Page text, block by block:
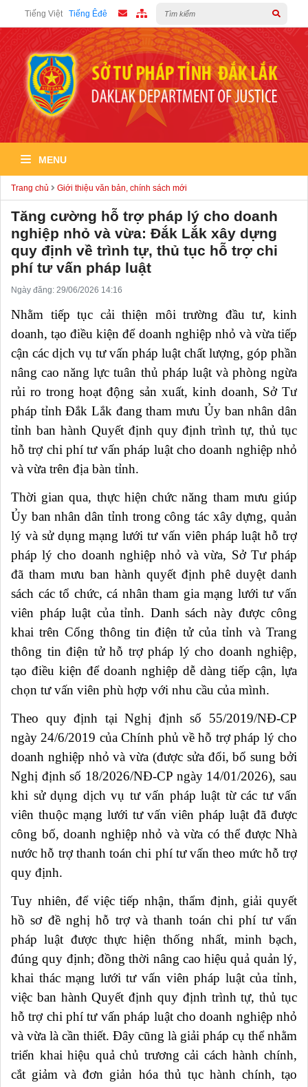
Tiếng Việt Tiếng Êđê
MENU
Trang chủ Giới thiệu văn bản, chính sách mới
Tăng cường hỗ trợ pháp lý cho doanh
nghiệp nhỏ và vừa: Đắk Lắk xây dựng
quy định về trình tự, thủ tục hỗ trợ chi
phí tư vấn pháp luật
Ngày đăng: 29/06/2026 14:16
Nhằm tiếp tục cải thiện môi trường đầu tư, kinh
doanh, tạo điều kiện để doanh nghiệp nhỏ và vừa tiếp
cận các dịch vụ tư vấn pháp luật chất lượng, góp phần
nâng cao năng lực tuân thủ pháp luật và phòng ngừa
rủi ro trong hoạt động sản xuất, kinh doanh, Sở Tư
pháp tỉnh Đắk Lắk đang tham mưu Ủy ban nhân dân
tỉnh ban hành Quyết định quy định trình tự, thủ tục
hỗ trợ chi phí tư vấn pháp luật cho doanh nghiệp nhỏ
và vừa trên địa bàn tỉnh.
Thời gian qua, thực hiện chức năng tham mưu giúp
Ủy ban nhân dân tỉnh trong công tác xây dựng, quản
lý và sử dụng mạng lưới tư vấn viên pháp luật hỗ trợ
pháp lý cho doanh nghiệp nhỏ và vừa, Sở Tư pháp
đã tham mưu ban hành quyết định phê duyệt danh
sách các tổ chức, cá nhân tham gia mạng lưới tư vấn
viên pháp luật của tỉnh. Danh sách này được công
khai trên Cổng thông tin điện tử của tỉnh và Trang
thông tin điện tử hỗ trợ pháp lý cho doanh nghiệp,
tạo điều kiện để doanh nghiệp dễ dàng tiếp cận, lựa
chọn tư vấn viên phù hợp với nhu cầu của mình.
Theo quy định tại Nghị định số 55/2019/NĐ-CP
ngày 24/6/2019 của Chính phủ về hỗ trợ pháp lý cho
doanh nghiệp nhỏ và vừa (được sửa đổi, bổ sung bởi
Nghị định số 18/2026/NĐ-CP ngày 14/01/2026), sau
khi sử dụng dịch vụ tư vấn pháp luật từ các tư vấn
viên thuộc mạng lưới tư vấn viên pháp luật đã được
công bố, doanh nghiệp nhỏ và vừa có thể được Nhà
nước hỗ trợ thanh toán chi phí tư vấn theo mức hỗ trợ
quy định.
Tuy nhiên, để việc tiếp nhận, thẩm định, giải quyết
hồ sơ đề nghị hỗ trợ và thanh toán chi phí tư vấn
pháp luật được thực hiện thống nhất, minh bạch,
đúng quy định; đồng thời nâng cao hiệu quả quản lý,
khai thác mạng lưới tư vấn viên pháp luật của tỉnh,
việc ban hành Quyết định quy định trình tự, thủ tục
hỗ trợ chi phí tư vấn pháp luật cho doanh nghiệp nhỏ
và vừa là cần thiết. Đây cũng là giải pháp cụ thể nhằm
triển khai hiệu quả chủ trương cải cách hành chính,
cắt giảm và đơn giản hóa thủ tục hành chính, tạo